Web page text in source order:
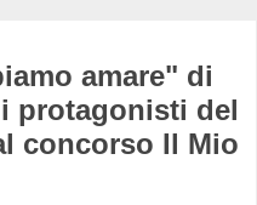
amare" di
protagonisti del
concorso Il Mio